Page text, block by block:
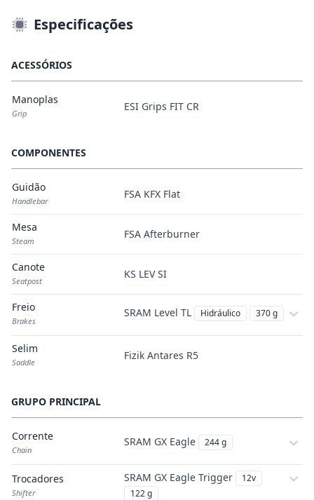
Especificações
ACESSÓRIOS
Manoplas
Grip
ESI Grips FIT CR
COMPONENTES
Guidão
Handlebar
FSA KFX Flat
Mesa
Steam
FSA Afterburner
Canote
Seatpost
KS LEV SI
Freio
Brakes
SRAM Level TL Hidráulico 370 g
Selim
Saddle
Fizik Antares R5
GRUPO PRINCIPAL
Corrente
Chain
SRAM GX Eagle 244 g
Trocadores
Shifter
SRAM GX Eagle Trigger
12v
122 g